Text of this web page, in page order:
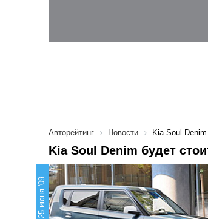
Авторейтинг Новости Kia Soul
Kia Soul Denim будет
25 июня '09